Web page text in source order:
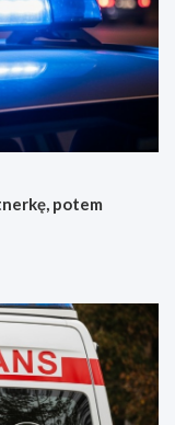
potem